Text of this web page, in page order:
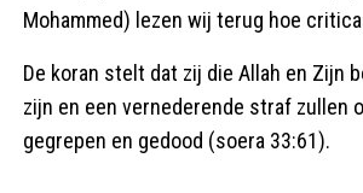
Mohammed) lezen wij terug hoe
De koran stelt dat zij die Allah en Zijn
zijn en een vernederende straf zullen
gegrepen en gedood (soera 33:61).